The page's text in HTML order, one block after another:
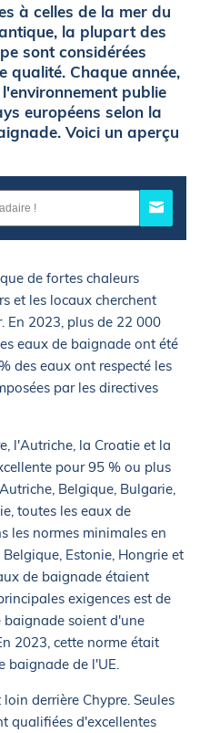
à celles de la mer du
la plupart des
sont considérées
qualité. Chaque année,
publie
européens selon la
Voici un aperçu
de fortes chaleurs
et les locaux cherchent
En 2023, plus de 22 000
eaux de baignade ont été
des eaux ont respecté les
par les directives
l'Autriche, la Croatie et la
pour 95 % ou plus
Belgique, Bulgarie,
toutes les eaux de
les normes minimales en
Estonie, Hongrie et
de baignade étaient
exigences est de
soient d'une
2023, cette norme était
baignade de l'UE.
derrière Chypre. Seules
qualifiées d'excellentes